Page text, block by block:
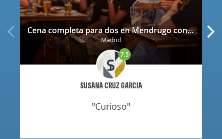
Cena completa para dos en Mendrugo con cerveza artesana incluida
Madrid
SUSANA CRUZ GARCIA
7.5
"curioso"